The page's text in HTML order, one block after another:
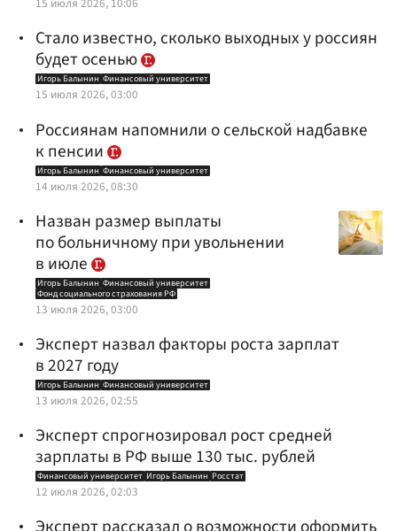
Стало известно, сколько выходных у россиян
будет осенью
Игорь Балынин Финансовый университет
15 июля 2026, 03:00
Россиянам напомнили о сельской надбавке
к пенсии
Игорь Балынин Финансовый университет
14 июля 2026, 08:30
Назван размер выплаты
по больничному при увольнении
в июле
Игорь Балынин Финансовый университет
Фонд социального страхования РФ
13 июля 2026, 03:00
Эксперт назвал факторы роста зарплат
в 2027 году
Игорь Балынин Финансовый университет
13 июля 2026, 02:55
Эксперт спрогнозировал рост средней
зарплаты в РФ выше 130 тыс. рублей
Финансовый университет Игорь Балынин Росстат
12 июля 2026, 02:03